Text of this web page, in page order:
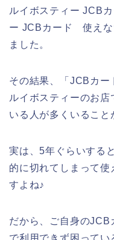
ルイボスティー JCB
ー JCBカード 使えな
ました。
その結果、「JCBカー
ルイボスティーのお
いる人が多くいること
実は、5年ぐらいする
的に切れてしまって
すよね♪
だから、ご自身のJCB